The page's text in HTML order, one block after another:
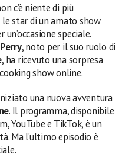
c’è niente di più
star di un amato show
speciale.
, noto per il suo ruolo di
, ha ricevuto una sorpresa
show online.
una nuova avventura
. Il programma, disponibile
YouTube e TikTok, è un
Ma l’ultimo episodio è